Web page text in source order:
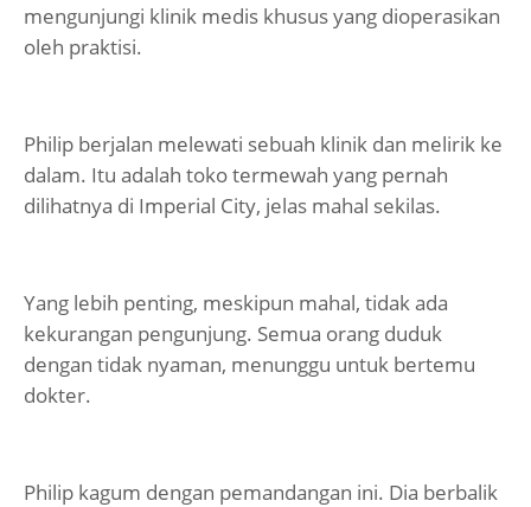
mengunjungi klinik medis khusus yang dioperasikan
oleh praktisi.
Philip berjalan melewati sebuah klinik dan melirik ke
dalam. Itu adalah toko termewah yang pernah
dilihatnya di Imperial City, jelas mahal sekilas.
Yang lebih penting, meskipun mahal, tidak ada
kekurangan pengunjung. Semua orang duduk
dengan tidak nyaman, menunggu untuk bertemu
dokter.
Philip kagum dengan pemandangan ini. Dia berbalik